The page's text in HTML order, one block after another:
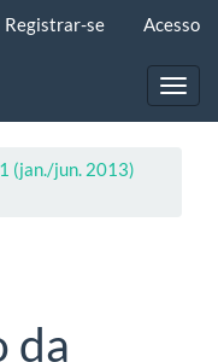
Registrar-se Acesso
(jan./jun. 2013)
da